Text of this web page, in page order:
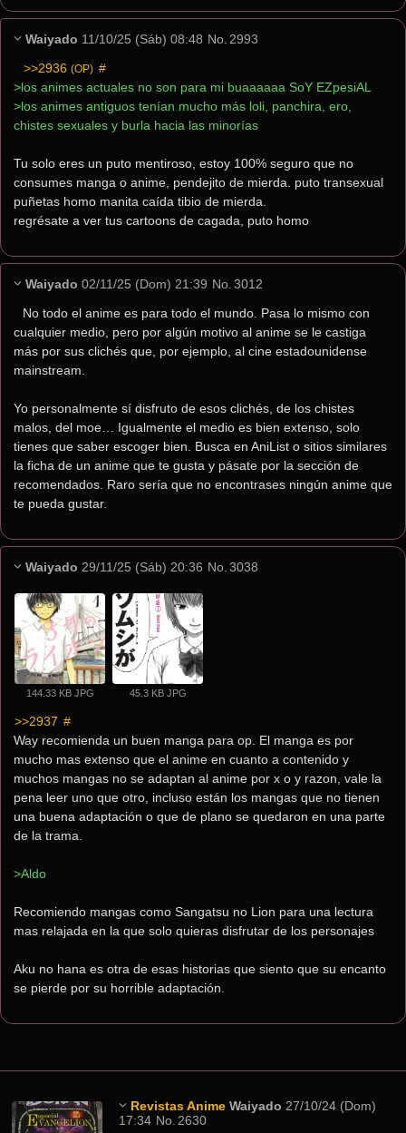
Waiyado 11/10/25 (Sáb) 08:48 No. 2993
>>2936 (OP) #
>los animes actuales no son para mi buaaaaaa SoY EZpesiAL
>los animes antiguos tenían mucho más loli, panchira, ero,
chistes sexuales y burla hacia las minorías
Tu solo eres un puto mentiroso, estoy 100% seguro que no
consumes manga o anime, pendejito de mierda. puto transexual
puñetas homo manita caída tibio de mierda.
regrésate a ver tus cartoons de cagada, puto homo
Waiyado 02/11/25 (Dom) 21:39 No. 3012
No todo el anime es para todo el mundo. Pasa lo mismo con
cualquier medio, pero por algún motivo al anime se le castiga
más por sus clichés que, por ejemplo, al cine estadounidense
mainstream.
Yo personalmente sí disfruto de esos clichés, de los chistes
malos, del moe… Igualmente el medio es bien extenso, solo
tienes que saber escoger bien. Busca en AniList o sitios similares
la ficha de un anime que te gusta y pásate por la sección de
recomendados. Raro sería que no encontrases ningún anime que
te pueda gustar.
Waiyado 29/11/25 (Sáb) 20:36 No. 3038
144.33 KB JPG 45.3 KB JPG
>>2937 #
Way recomienda un buen manga para op. El manga es por
mucho mas extenso que el anime en cuanto a contenido y
muchos mangas no se adaptan al anime por x o y razon, vale la
pena leer uno que otro, incluso están los mangas que no tienen
una buena adaptación o que de plano se quedaron en una parte
de la trama.
>Aldo
Recomiendo mangas como Sangatsu no Lion para una lectura
mas relajada en la que solo quieras disfrutar de los personajes
Aku no hana es otra de esas historias que siento que su encanto
se pierde por su horrible adaptación.
Revistas Anime Waiyado 27/10/24 (Dom)
17:34 No. 2630